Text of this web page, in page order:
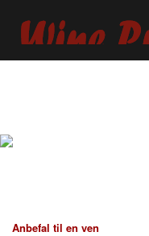
Anbefal til en ven